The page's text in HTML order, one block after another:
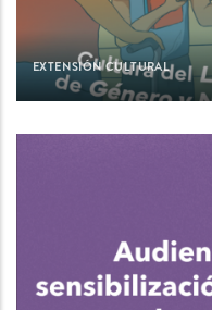
EXTENSIÓN CULTURAL